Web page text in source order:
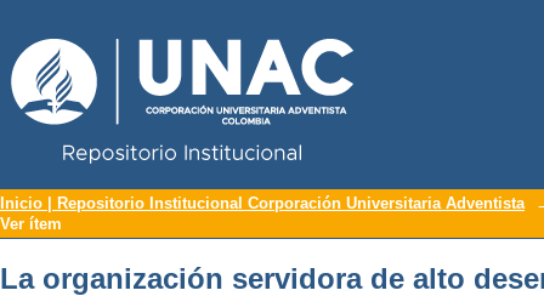
La organización servidora de alto
Inicio | Repositorio Institucional Corporación Universitaria Adventista
Ver ítem
La organización servidora de alto